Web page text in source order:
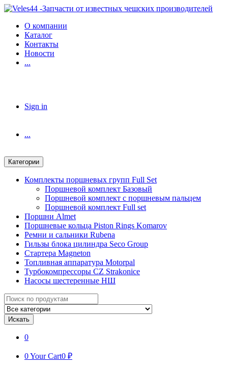
Skip
navigation
Skip
contentО компании
Каталог
Контакты
Новости
...
Sign in
...
Категории
Комплекты поршневых групп Full Set
Поршневой комплект Базовый
Поршневой комплект с поршневым пальцем
Поршневой комплект Full set
Поршни Almet
Поршневые кольца Piston Rings Komarov
Ремни и сальники Rubena
Гильзы блока цилиндра Seco Group
Стартера Magneton
Топливная аппаратура Motorpal
Турбокомпрессоры CZ Strakonice
Насосы шестеренные НШ
Search
for:
Искать
0
0Your Cart0 ₽